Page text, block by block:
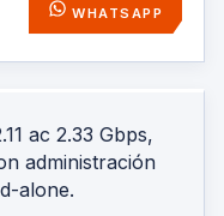
WHATSAPP